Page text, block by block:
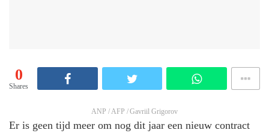
0
Shares
ANP / AFP / Gavriil Grigorov
Er is geen tijd meer om nog dit jaar een nieuw contract